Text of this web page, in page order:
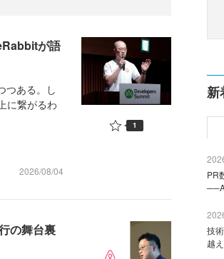
が語
つある。し
に繋がるわ
2026/08/04
1
の舞台裏
新
PR
技
越